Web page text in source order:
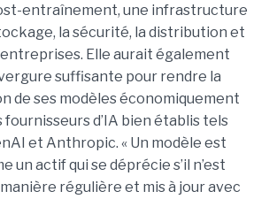
entraînement, une infrastructure
la sécurité, la distribution et
entreprises. Elle aurait également
suffisante pour rendre la
de ses modèles économiquement
fournisseurs d’IA bien établis tels
et Anthropic. « Un modèle est
un actif qui se déprécie s’il n’est
régulière et mis à jour avec